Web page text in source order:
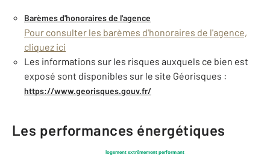
Barèmes d'honoraires de l'agence
Pour consulter les barèmes d'honoraires de l'agence,
cliquez ici
Les informations sur les risques auxquels ce bien est
exposé sont disponibles sur le site Géorisques :
https://www.georisques.gouv.fr/
Les performances énergétiques
logement extrêmement performant